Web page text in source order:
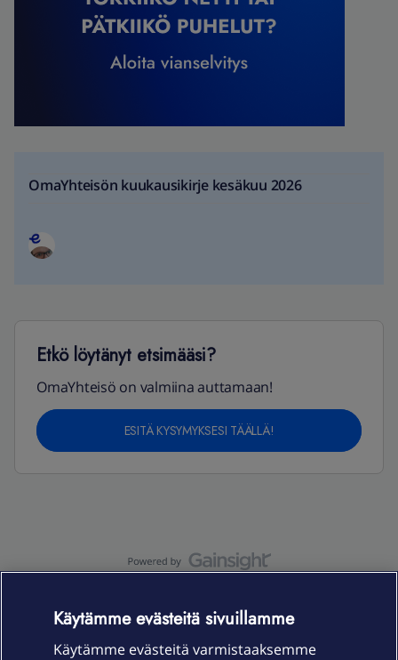
OmaYhteisön kuukausikirje kesäkuu 2026
Etkö löytänyt etsimääsi?
OmaYhteisö on valmiina auttamaan!
ESITÄ KYSYMYKSESI TÄÄLLÄ!
Käytämme evästeitä sivuillamme
Käytämme evästeitä varmistaaksemme